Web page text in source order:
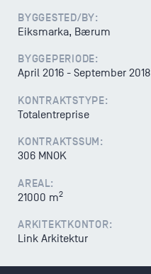
BYGGESTED/BY:
Eiksmarka, Bærum
BYGGEPERIODE:
April 2016 - September 2018
KONTRAKTSTYPE:
Totalentreprise
KONTRAKTSSUM:
306 MNOK
AREAL:
21000 m2
ARKITEKTKONTOR:
Link Arkitektur